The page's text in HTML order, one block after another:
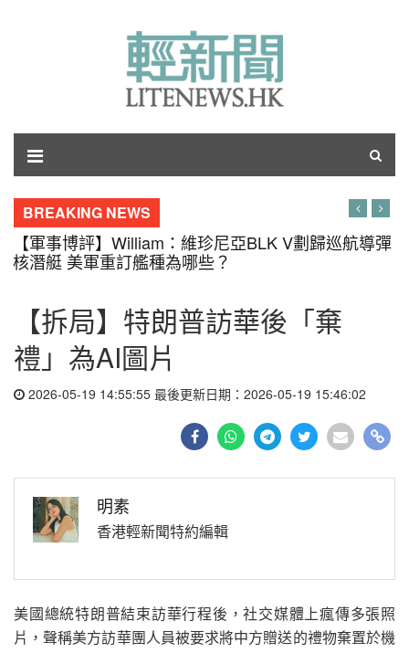
BREAKING NEWS
【軍事博評】William：維珍尼亞BLK V劃歸巡航導彈
核潛艇 美軍重訂艦種為哪些？
【拆局】特朗普訪華後「棄
禮」為AI圖片
2026-05-19 14:55:55 最後更新日期：2026-05-19 15:46:02
明素
香港輕新聞特約編輯
美國總統特朗普結束訪華行程後，社交媒體上瘋傳多張照
片，聲稱美方訪華團人員被要求將中方贈送的禮物棄置於機